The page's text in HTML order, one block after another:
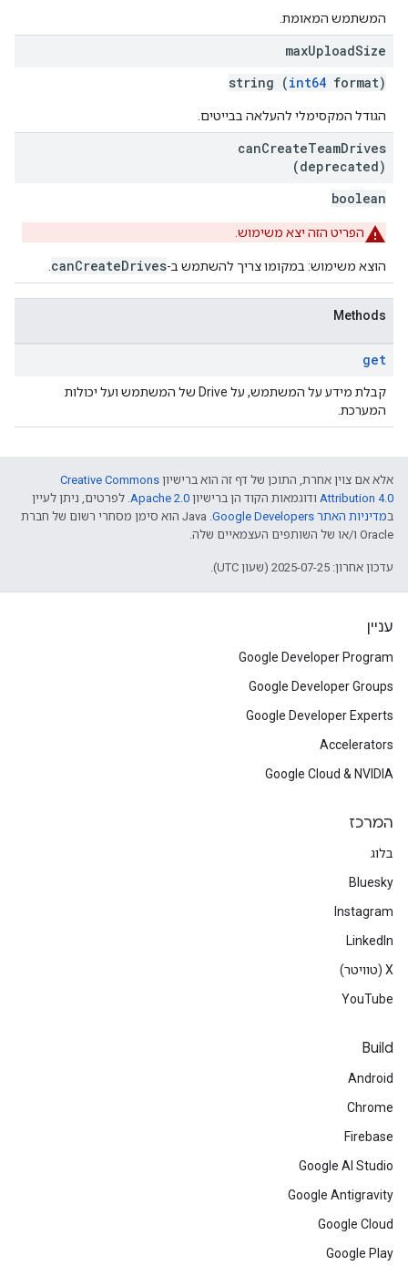
המשתמש המאומת.
maxUploadSize
string (int64 format)
הגודל המקסימלי להעלאה בבייטים.
canCreateTeamDrives
(deprecated)
boolean
הפריט הזה יצא משימוש.
הוצא משימוש: במקומו צריך להשתמש ב-canCreateDrives
Methods
get
קבלת מידע על המשתמש, על Drive של המשתמש ועל יכולות
המערכת.
אלא אם צוין אחרת, התוכן של דף זה הוא ברישיון Creative Commons
Attribution 4.0 ודוגמאות הקוד הן ברישיון Apache 2.0. לפרטים, ניתן לעיין
במדיניות האתר Google Developers‏
.‏ Java הוא סימן מסחרי רשום של חברת
Oracle ו/או של השותפים העצמאיים שלה.
עדכון אחרון: 2025-07-25 (שעון UTC).
עניין
Google Developer Program
Google Developer Groups
Google Developer Experts
Accelerators
Google Cloud & NVIDIA
המרכז
בלוג
Bluesky
Instagram
LinkedIn
‫X (טוויטר)
YouTube
Build
Android
Chrome
Firebase
Google AI Studio
Google Antigravity
Google Cloud
Google Play